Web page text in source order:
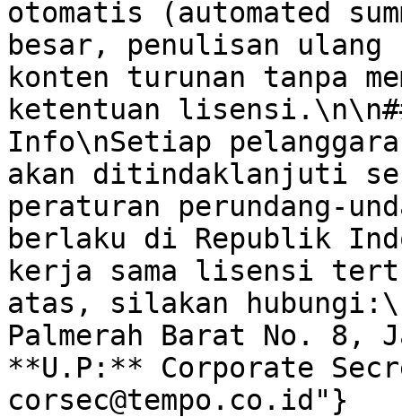
otomatis (automated
besar, penulisan
konten turunan tanpa
ketentuan
Info\nSetiap
akan ditindaklanjuti
peraturan perundang-
berlaku di Republik
kerja sama lisensi
atas, silakan
Palmerah Barat No. 8,
**U.P:** Corporate
corsec@tempo.co.id"}